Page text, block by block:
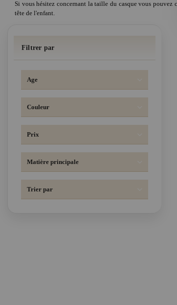
Si vous hésitez concernant la taille du casque vous pouvez
tête de l'enfant.
Filtrer par
Age
Couleur
Prix
Matière principale
Trier par